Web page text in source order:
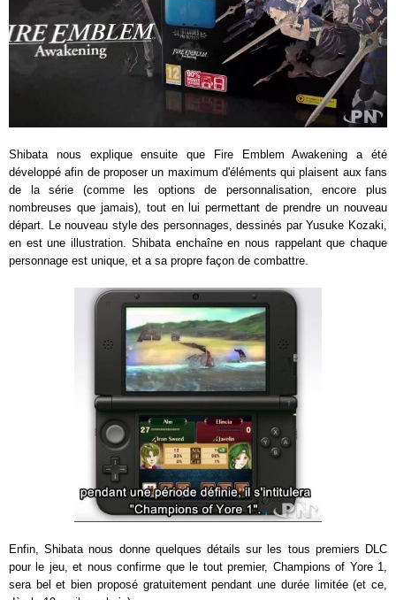
Shibata nous explique ensuite que Fire Emblem Awakening a été
développé afin de proposer un maximum d'éléments qui plaisent aux fans
de la série (comme les options de personnalisation, encore plus
nombreuses que jamais), tout en lui permettant de prendre un nouveau
départ. Le nouveau style des personnages, dessinés par Yusuke Kozaki,
en est une illustration. Shibata enchaîne en nous rappelant que chaque
personnage est unique, et a sa propre façon de combattre.
Enfin, Shibata nous donne quelques détails sur les tous premiers DLC
pour le jeu, et nous confirme que le tout premier, Champions of Yore 1,
sera bel et bien proposé gratuitement pendant une durée limitée (et ce,